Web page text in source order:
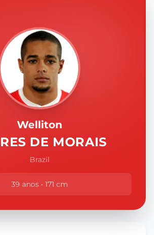
Welliton
DE MORAIS
Brazil
39 anos • 171 cm